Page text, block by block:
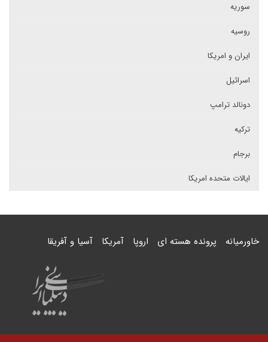
سوریه
روسیه
ایران و امریکا
اسرائیل
دونالد ترامپ
ترکیه
برجام
ایالات متحده امریکا
خاورمیانه پرونده هسته ای اروپا آمریکا آسیا و آفریقا